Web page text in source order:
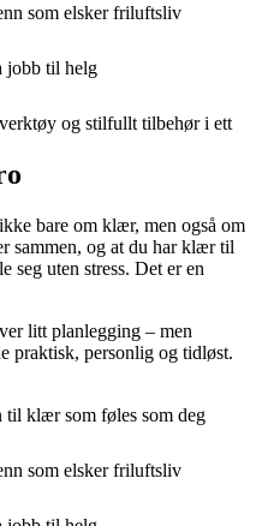
som elsker friluftsliv
jobb til helg
og stilfullt tilbehør i ett
bare om klær, men også om
sammen, og at du har klær til
seg uten stress. Det er en
litt planlegging – men
praktisk, personlig og tidløst.
til klær som føles som deg
som elsker friluftsliv